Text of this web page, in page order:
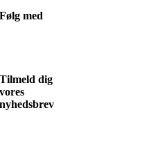
Følg med
Tilmeld dig
vores
nyhedsbrev